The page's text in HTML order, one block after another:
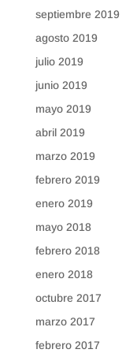
septiembre 2019
agosto 2019
julio 2019
junio 2019
mayo 2019
abril 2019
marzo 2019
febrero 2019
enero 2019
mayo 2018
febrero 2018
enero 2018
octubre 2017
marzo 2017
febrero 2017